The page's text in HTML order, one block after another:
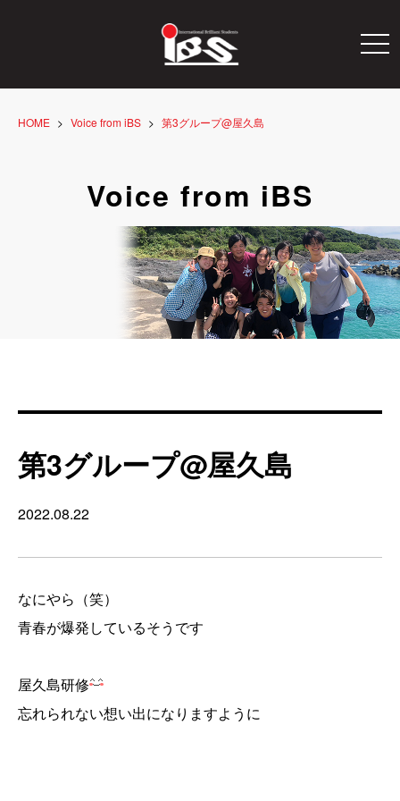
HOME Voice from iBS 第3グループ@屋久島
Voice from iBS
第3グループ@屋久島
2022.08.22
なにやら（笑）
青春が爆発しているそうです
屋久島研修
忘れられない想い出になりますように